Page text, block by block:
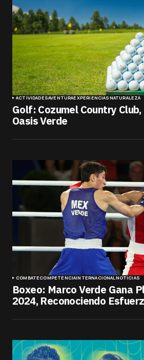
ACTIVIDADESAVENTURAEXPERIENCIASNATURALEZA
Golf: Cozumel Country
Oasis Verde
COMBATECOMPETENCIAINTERNACIONALNOTICIAS
Boxeo: Marco Verde Gana
2024, Reconociendo